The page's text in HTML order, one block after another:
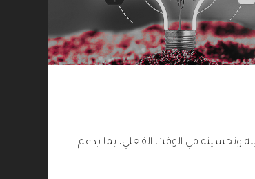
وتحسينه في الوقت الفعلي، بما يدعم